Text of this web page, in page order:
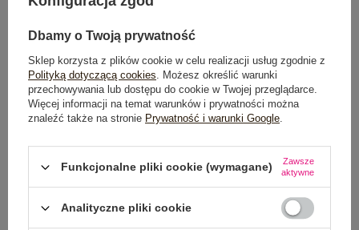
79,99 zł 119,99 zł
Dbamy o Twoją prywatność
Sklep korzysta z plików cookie w celu realizacji usług zgodnie z
Polityką dotyczącą cookies. Możesz określić warunki
przechowywania lub dostępu do cookie w Twojej przeglądarce.
Więcej informacji na temat warunków i prywatności można
znaleźć także na stronie Prywatność i warunki Google.
Funkcjonalne pliki cookie (wymagane)
Zawsze
aktywne
Analityczne pliki cookie